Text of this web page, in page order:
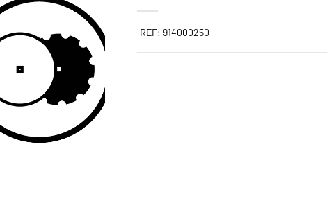
REF: 914000250